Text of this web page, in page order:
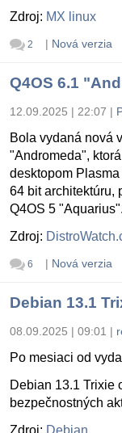
Zdroj: MX linux
2 | Nová verzia
Q4OS 6.1
12.09.2025 | 22:07 |
Bola vydaná nová
"Andromeda",
desktopom
64 bit architektúru,
Q4OS 5 "Aquarius".
Zdroj:
6 | Nová verzia
Debian 13.1
08.09.2025 | 09:01 |
Po mesiaci od
Debian 13.1 Trixie
bezpečnostných